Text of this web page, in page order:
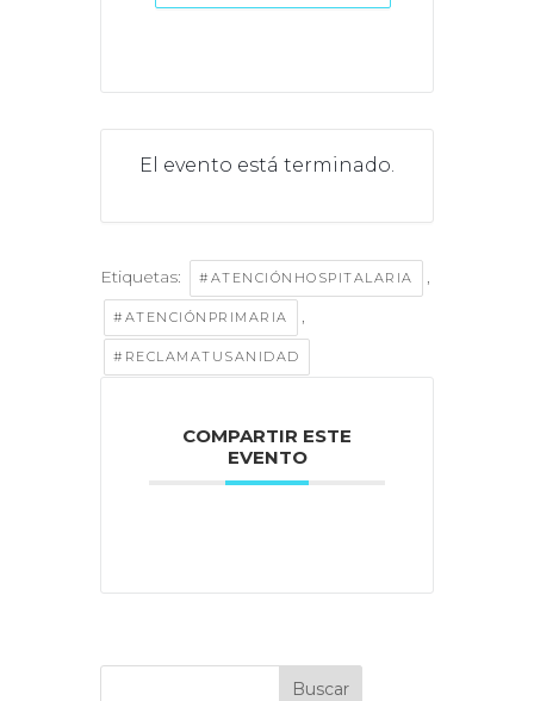
El evento está terminado.
Etiquetas: #ATENCIÓNHOSPITALARIA ,
#ATENCIÓNPRIMARIA ,
#RECLAMATUSANIDAD
COMPARTIR ESTE
EVENTO
Buscar